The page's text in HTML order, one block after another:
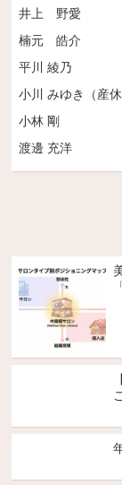
井上 野愛
楠元 皓介
平川 綾乃
小川 みゆき（産休
小林 剛
渡邊 充洋